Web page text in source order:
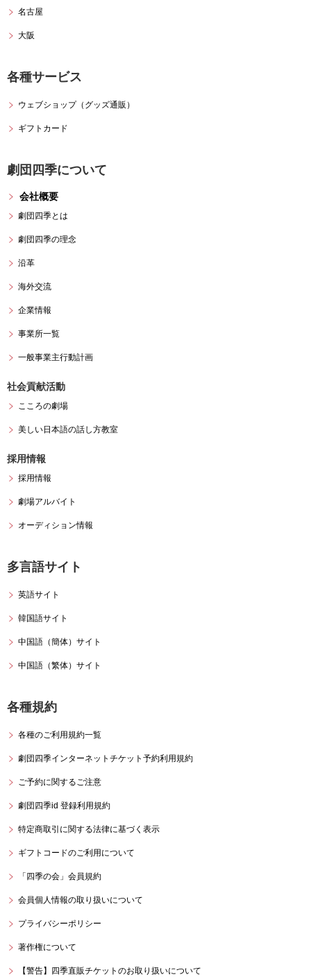
名古屋
大阪
各種サービス
ウェブショップ（グッズ通販）
ギフトカード
劇団四季について
会社概要
劇団四季とは
劇団四季の理念
沿革
海外交流
企業情報
事業所一覧
一般事業主行動計画
社会貢献活動
こころの劇場
美しい日本語の話し方教室
採用情報
採用情報
劇場アルバイト
オーディション情報
多言語サイト
英語サイト
韓国語サイト
中国語（簡体）サイト
中国語（繁体）サイト
各種規約
各種のご利用規約一覧
劇団四季インターネットチケット予約利用規約
ご予約に関するご注意
劇団四季id 登録利用規約
特定商取引に関する法律に基づく表示
ギフトコードのご利用について
「四季の会」会員規約
会員個人情報の取り扱いについて
プライバシーポリシー
著作権について
【警告】四季直販チケットのお取り扱いについて